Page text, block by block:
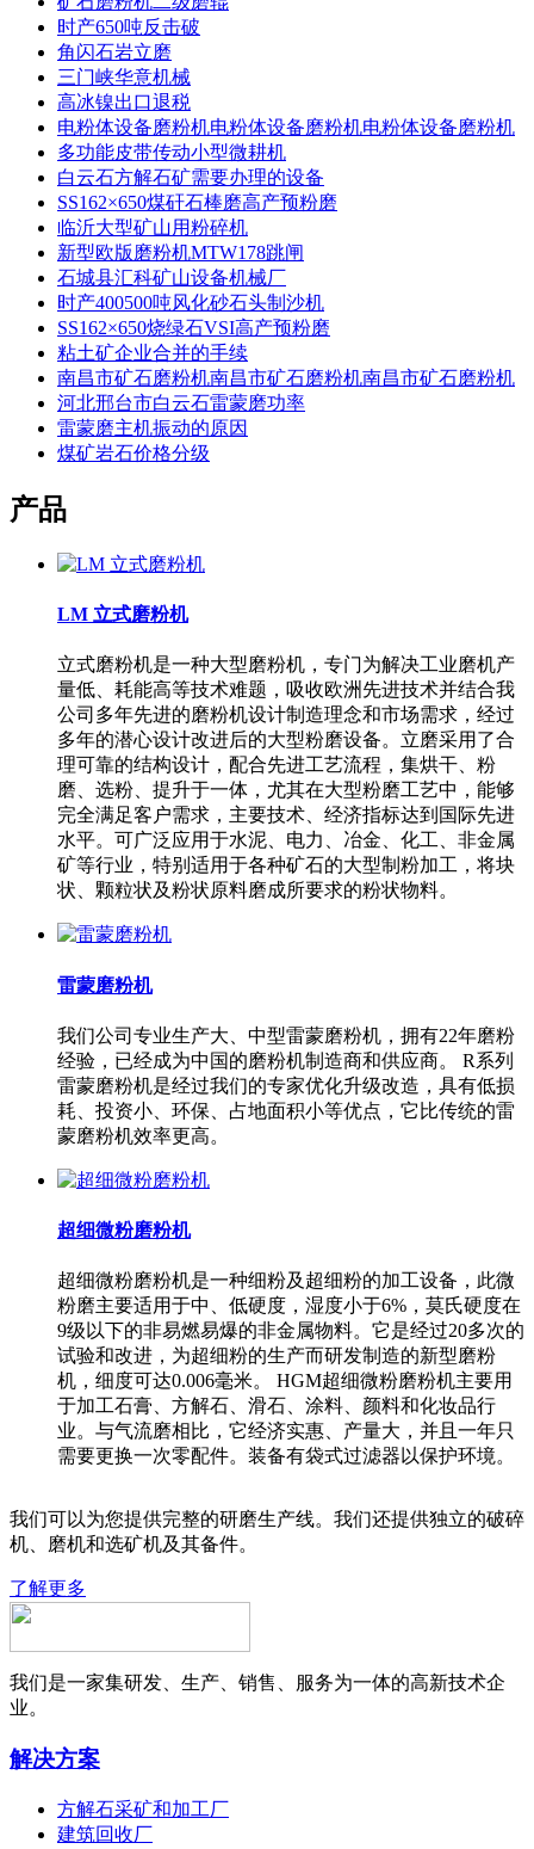
时产650吨反击破
角闪石岩立磨
三门峡华意机械
高冰镍出口退税
电粉体设备磨粉机电粉体设备磨粉机电粉体设备磨粉机
多功能皮带传动小型微耕机
白云石方解石矿需要办理的设备
SS162×650煤矸石棒磨高产预粉磨
临沂大型矿山用粉碎机
新型欧版磨粉机MTW178跳闸
石城县汇科矿山设备机械厂
时产400500吨风化砂石头制沙机
SS162×650烧绿石VSI高产预粉磨
粘土矿企业合并的手续
南昌市矿石磨粉机南昌市矿石磨粉机南昌市矿石磨粉机
河北邢台市白云石雷蒙磨功率
雷蒙磨主机振动的原因
煤矿岩石价格分级
产品
LM 立式磨粉机
立式磨粉机是一种大型磨粉机，专门为解决工业磨机产
量低、耗能高等技术难题，吸收欧洲先进技术并结合我
公司多年先进的磨粉机设计制造理念和市场需求，经过
多年的潜心设计改进后的大型粉磨设备。立磨采用了合
理可靠的结构设计，配合先进工艺流程，集烘干、粉
磨、选粉、提升于一体，尤其在大型粉磨工艺中，能够
完全满足客户需求，主要技术、经济指标达到国际先进
水平。可广泛应用于水泥、电力、冶金、化工、非金属
矿等行业，特别适用于各种矿石的大型制粉加工，将块
状、颗粒状及粉状原料磨成所要求的粉状物料。
雷蒙磨粉机
我们公司专业生产大、中型雷蒙磨粉机，拥有22年磨粉
经验，已经成为中国的磨粉机制造商和供应商。 R系列
雷蒙磨粉机是经过我们的专家优化升级改造，具有低损
耗、投资小、环保、占地面积小等优点，它比传统的雷
蒙磨粉机效率更高。
超细微粉磨粉机
超细微粉磨粉机是一种细粉及超细粉的加工设备，此微
粉磨主要适用于中、低硬度，湿度小于6%，莫氏硬度在
9级以下的非易燃易爆的非金属物料。它是经过20多次的
试验和改进，为超细粉的生产而研发制造的新型磨粉
机，细度可达0.006毫米。 HGM超细微粉磨粉机主要用
于加工石膏、方解石、滑石、涂料、颜料和化妆品行
业。与气流磨相比，它经济实惠、产量大，并且一年只
需要更换一次零配件。装备有袋式过滤器以保护环境。
我们可以为您提供完整的研磨生产线。我们还提供独立的破碎
机、磨机和选矿机及其备件。
了解更多
我们是一家集研发、生产、销售、服务为一体的高新技术企
业。
解决方案
方解石采矿和加工厂
建筑回收厂